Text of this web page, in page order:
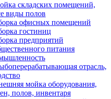
складских помещений,
виды полов
офисных помещений
гостиниц
предприятий
питания
отрасль,
мойка оборудования,
полов, инвентаря